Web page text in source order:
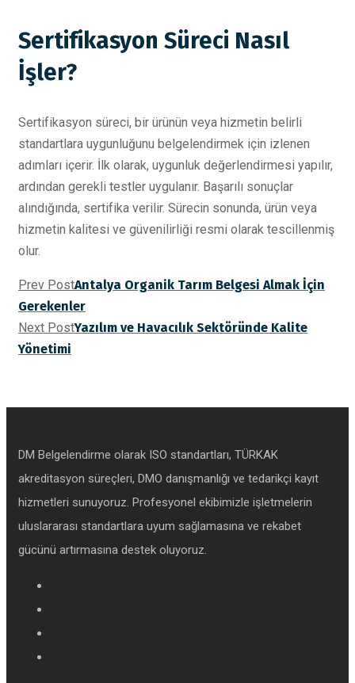
Sertifikasyon Süreci Nasıl
İşler?
Sertifikasyon süreci, bir ürünün veya hizmetin belirli
standartlara uygunluğunu belgelendirmek için izlenen
adımları içerir. İlk olarak, uygunluk değerlendirmesi yapılır,
ardından gerekli testler uygulanır. Başarılı sonuçlar
alındığında, sertifika verilir. Sürecin sonunda, ürün veya
hizmetin kalitesi ve güvenilirliği resmi olarak tescillenmiş
olur.
Prev PostAntalya Organik Tarım Belgesi Almak İçin
Gerekenler
Next PostYazılım ve Havacılık Sektöründe Kalite
Yönetimi
DM Belgelendirme olarak ISO standartları, TÜRKAK
akreditasyon süreçleri, DMO danışmanlığı ve tedarikçi kayıt
hizmetleri sunuyoruz. Profesyonel ekibimizle işletmelerin
uluslararası standartlara uyum sağlamasına ve rekabet
gücünü artırmasına destek oluyoruz.